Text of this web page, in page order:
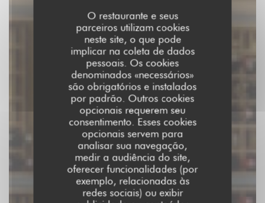
O restaurante e seus
parceiros utilizam cookies
neste site, o que pode
implicar na coleta de dados
pessoais. Os cookies
denominados «necessários»
são obrigatórios e instalados
por padrão. Outros cookies
opcionais requerem seu
consentimento. Esses cookies
opcionais servem para
analisar sua navegação,
medir a audiência do site,
oferecer funcionalidades (por
exemplo, relacionadas às
redes sociais) ou exibir
Restaurant Demeures de
Campagne Parc du